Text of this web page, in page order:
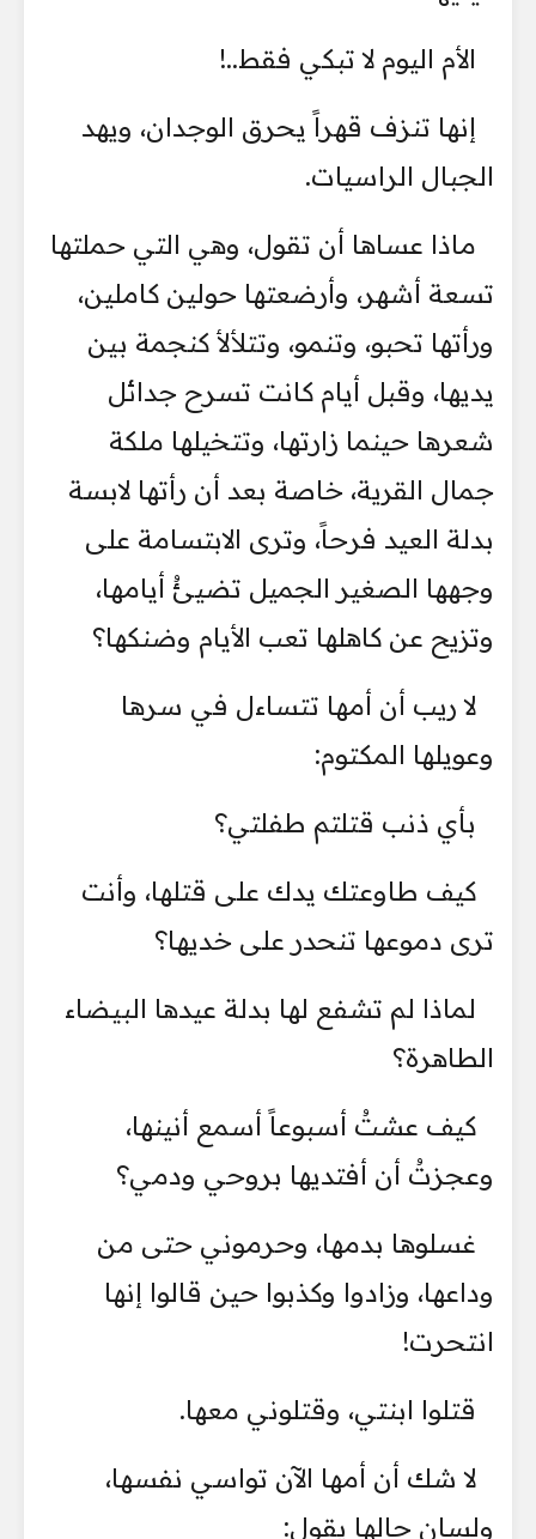
الأم اليوم لا تبكي فقط..!
إنها تنزف قهراً يحرق الوجدان، ويهد
الجبال الراسيات.
ماذا عساها أن تقول، وهي التي حملتها
تسعة أشهر، وأرضعتها حولين كاملين،
ورأتها تحبو، وتنمو، وتتلألأ كنجمة بين
يديها، وقبل أيام كانت تسرح جدائل
شعرها حينما زارتها، وتتخيلها ملكة
جمال القرية، خاصة بعد أن رأتها لابسة
بدلة العيد فرحاً، وترى الابتسامة على
وجهها الصغير الجميل تضيئُ أيامها،
وتزيح عن كاهلها تعب الأيام وضنكها؟
لا ريب أن أمها تتساءل في سرها
وعويلها المكتوم:
بأي ذنب قتلتم طفلتي؟
كيف طاوعتك يدك على قتلها، وأنت
ترى دموعها تنحدر على خديها؟
لماذا لم تشفع لها بدلة عيدها البيضاء
الطاهرة؟
كيف عشتُ أسبوعاً أسمع أنينها،
وعجزتُ أن أفتديها بروحي ودمي؟
غسلوها بدمها، وحرموني حتى من
وداعها، وزادوا وكذبوا حين قالوا إنها
انتحرت!
قتلوا ابنتي، وقتلوني معها.
لا شك أن أمها الآن تواسي نفسها،
ولسان حالها يقول: